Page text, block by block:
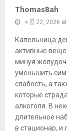
ThomasBah
ဧပြီ 22, 2026
Капельница
активные
минуя
уменьшить
слабость, а
которые
алкоголя. В
длительное
в стационар, и